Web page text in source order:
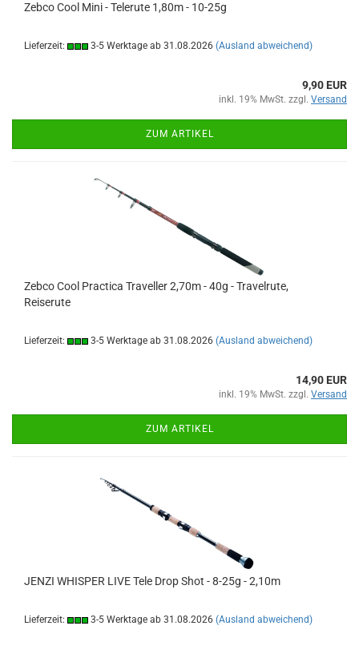
Zebco Cool Mini - Telerute 1,80m - 10-25g
Lieferzeit: 3-5 Werktage ab 31.08.2026 (Ausland abweichend)
9,90 EUR
inkl. 19% MwSt. zzgl. Versand
ZUM ARTIKEL
Zebco Cool Practica Traveller 2,70m - 40g - Travelrute,
Reiserute
Lieferzeit: 3-5 Werktage ab 31.08.2026 (Ausland abweichend)
14,90 EUR
inkl. 19% MwSt. zzgl. Versand
ZUM ARTIKEL
JENZI WHISPER LIVE Tele Drop Shot - 8-25g - 2,10m
Lieferzeit: 3-5 Werktage ab 31.08.2026 (Ausland abweichend)